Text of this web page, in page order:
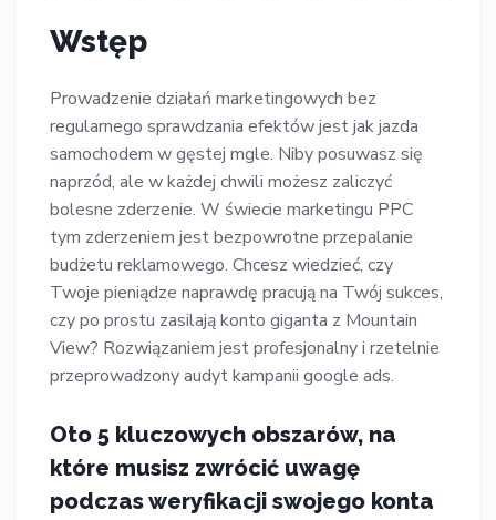
Wstęp
Prowadzenie działań marketingowych bez
regularnego sprawdzania efektów jest jak jazda
samochodem w gęstej mgle. Niby posuwasz się
naprzód, ale w każdej chwili możesz zaliczyć
bolesne zderzenie. W świecie marketingu PPC
tym zderzeniem jest bezpowrotne przepalanie
budżetu reklamowego. Chcesz wiedzieć, czy
Twoje pieniądze naprawdę pracują na Twój sukces,
czy po prostu zasilają konto giganta z Mountain
View? Rozwiązaniem jest profesjonalny i rzetelnie
przeprowadzony audyt kampanii google ads.
Oto 5 kluczowych obszarów, na
które musisz zwrócić uwagę
podczas weryfikacji swojego konta